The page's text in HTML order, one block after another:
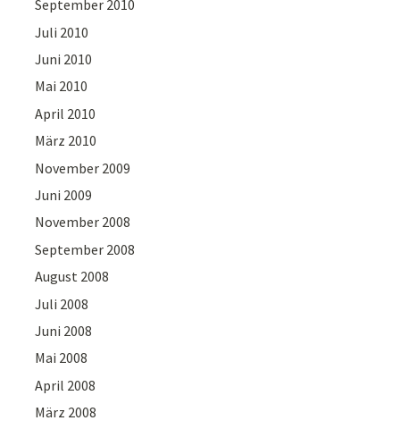
September 2010
Juli 2010
Juni 2010
Mai 2010
April 2010
März 2010
November 2009
Juni 2009
November 2008
September 2008
August 2008
Juli 2008
Juni 2008
Mai 2008
April 2008
März 2008